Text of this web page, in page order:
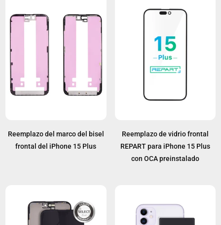
Reemplazo del marco del bisel
frontal del iPhone 15 Plus
Reemplazo de vidrio frontal
REPART para iPhone 15 Plus
con OCA preinstalado